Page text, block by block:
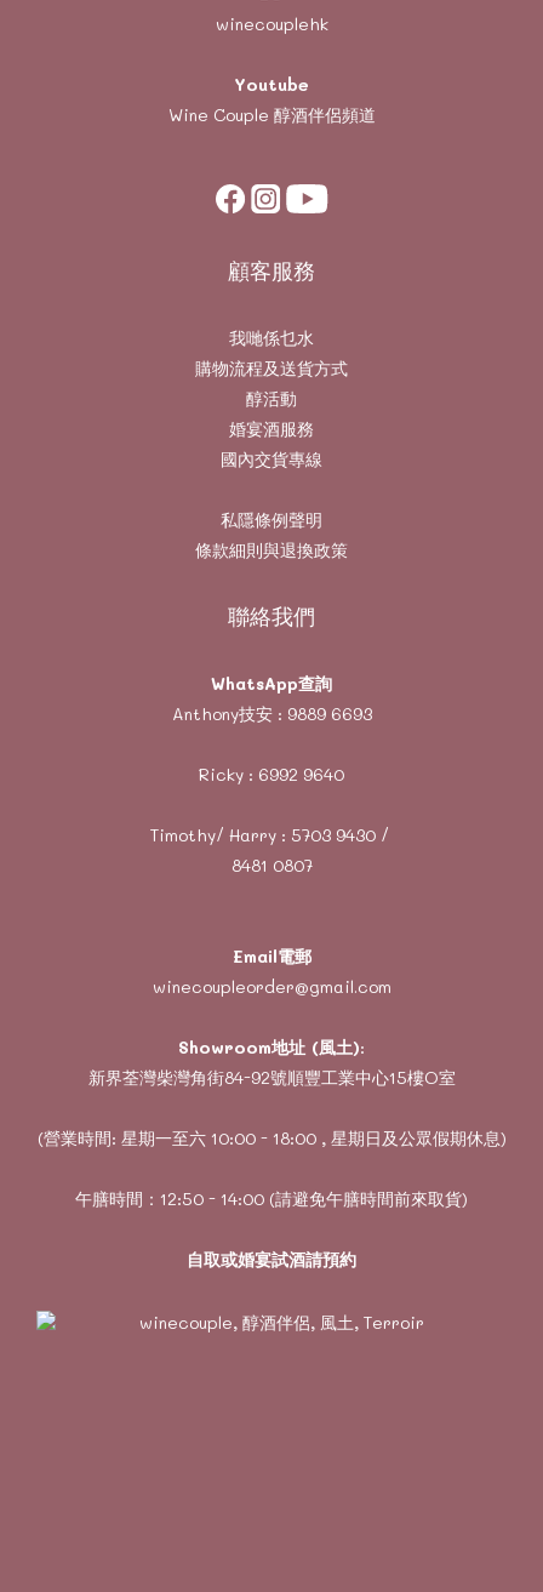
winecouplehk
Youtube
Wine Couple 醇酒伴侶頻道
顧客服務
我哋係乜水
購物流程及送貨方式
醇活動
婚宴酒服務
國內交貨專線
私隱條例聲明
條款細則與退換政策
聯絡我們
WhatsApp查詢
Anthony技安 : 9889 6693
Ricky : 6992 9640
Timothy/ Harry : 5703 9430/
8481 0807
Email電郵
winecoupleorder@gmail.com
Showroom地址 (風土):
新界荃灣柴灣角街84-92號順豐工業中心15樓O室
(營業時間: 星期一至六 10:00 - 18:00 , 星期日及公眾假期休息)
午膳時間：12:50 - 14:00 (請避免午膳時間前來取貨)
自取或婚宴試酒請預約